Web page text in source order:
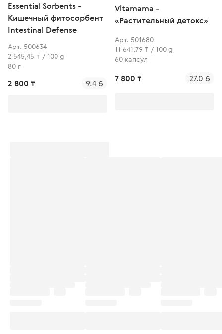
Essential Sorbents -
Кишечный фитосорбент
Intestinal Defense
Арт. 500634
2 545,45 ₸ / 100 g
80 г
2 800 ₸ 9.4 б
Vitamama -
«Растительный детокс»
Арт. 501680
11 641,79 ₸ / 100 g
60 капсул
7 800 ₸ 27.0 б